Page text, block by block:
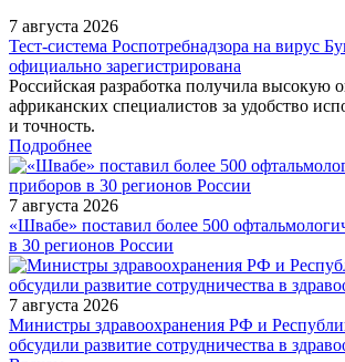
7 августа 2026
Тест‑система Роспотребнадзора на вирус
официально зарегистрирована
Российская разработка получила высокую
африканских специалистов за удобство
и точность.
Подробнее
7 августа 2026
«Швабе» поставил более 500
в 30 регионов России
7 августа 2026
Министры здравоохранения РФ и
обсудили развитие сотрудничества в